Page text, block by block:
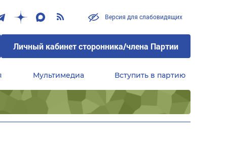
Версия для слабовидящих
Личный кабинет сторонника/члена Партии
Мультимедиа Вступить в партию